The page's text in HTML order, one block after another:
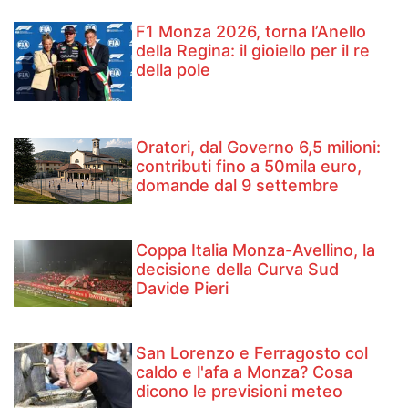
F1 Monza 2026, torna l’Anello
della Regina: il gioiello per il re
della pole
Oratori, dal Governo 6,5 milioni:
contributi fino a 50mila euro,
domande dal 9 settembre
Coppa Italia Monza-Avellino, la
decisione della Curva Sud
Davide Pieri
San Lorenzo e Ferragosto col
caldo e l'afa a Monza? Cosa
dicono le previsioni meteo